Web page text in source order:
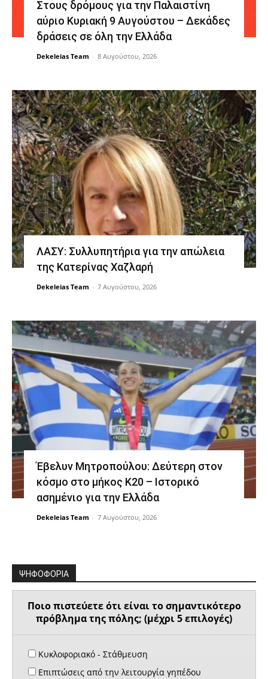
Στους δρόμους για την Παλαιστίνη
αύριο Κυριακή 9 Αυγούστου – Δεκάδες
δράσεις σε όλη την Ελλάδα
Dekeleias Team - 8 Αυγούστου, 2026
ΛΑΣΥ: Συλλυπητήρια για την απώλεια
της Κατερίνας Χαζλαρή
Dekeleias Team - 7 Αυγούστου, 2026
Έβελυν Μητροπούλου: Δεύτερη στον
κόσμο στο μήκος Κ20 – Ιστορικό
ασημένιο για την Ελλάδα
Dekeleias Team - 7 Αυγούστου, 2026
ΨΗΦΟΦΟΡΙΑ
Ποιο πιστεύετε ότι είναι το σημαντικότερο
πρόβλημα της πόλης; (μέχρι 5 επιλογές)
Κυκλοφοριακό - Στάθμευση
Επιπτώσεις από την λειτουργία γηπέδου